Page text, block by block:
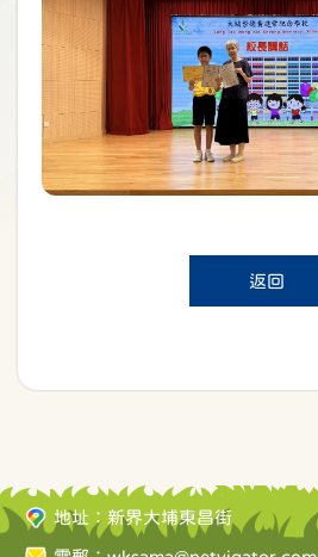
返回
地址：新界大埔東昌街